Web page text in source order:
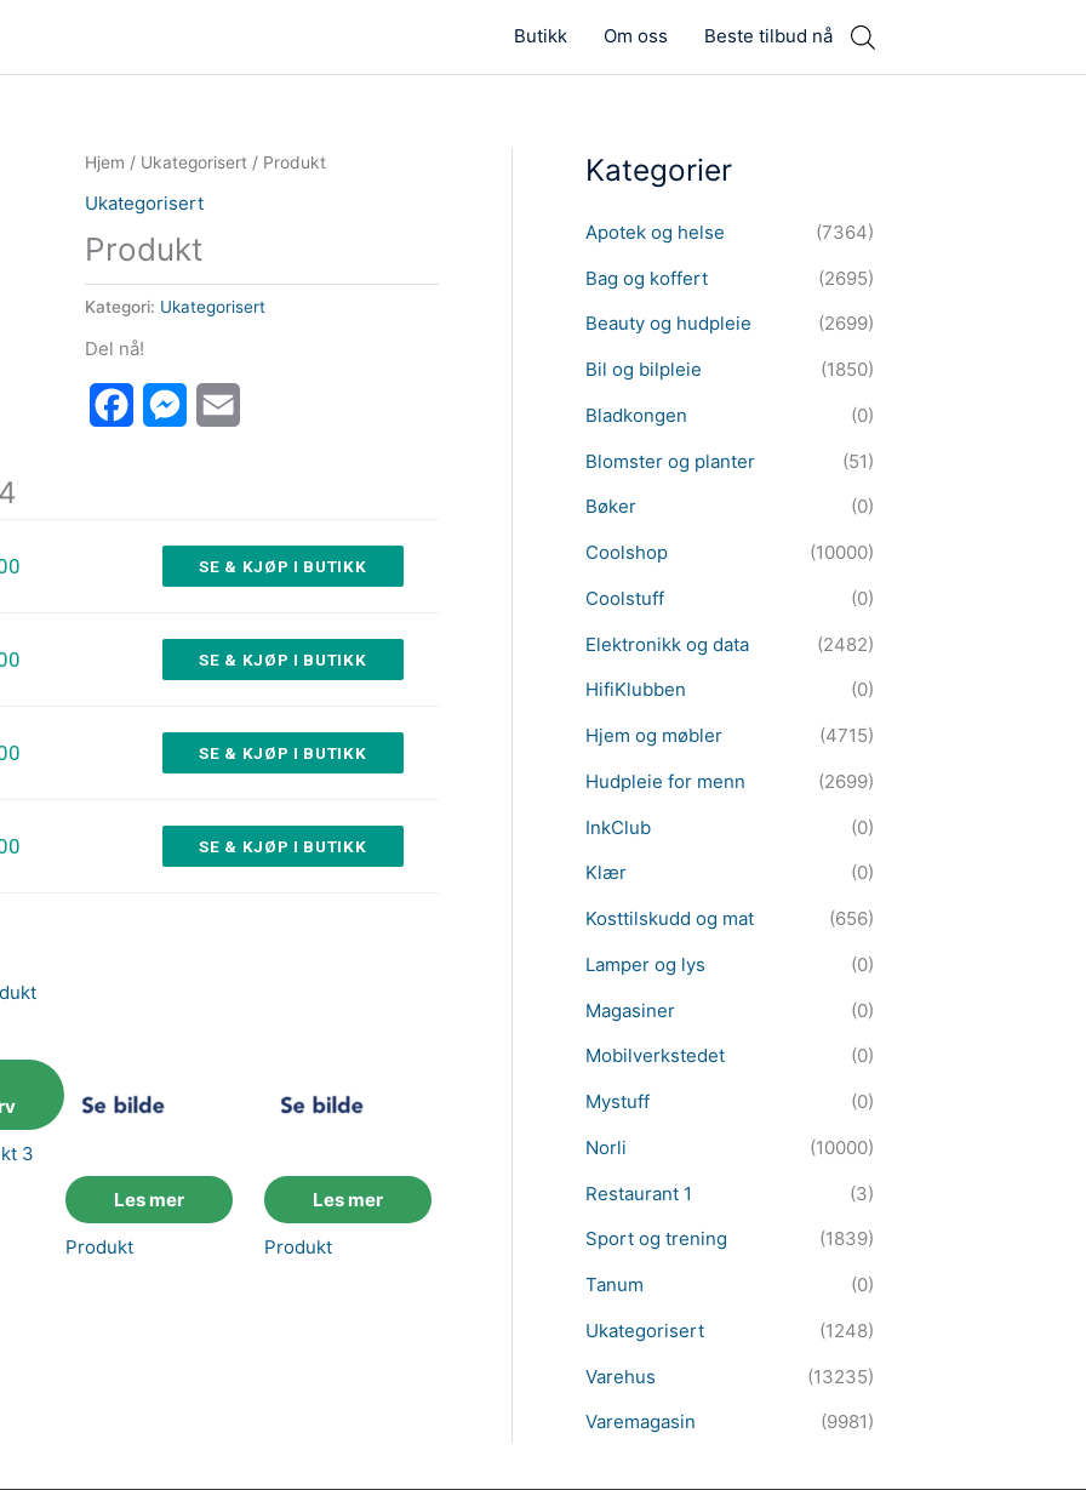
Butikk Om oss Beste tilbud nå
Hjem / Ukategorisert / Produkt
Ukategorisert
Produkt
Kategori: Ukategorisert
Del nå!
FacebookMessenger
SE & KJØP I BUTIKK
SE & KJØP I BUTIKK
SE & KJØP I BUTIKK
SE & KJØP I BUTIKK
3
Les mer
Produkt
Les mer
Produkt
Kategorier
Apotek og helse
(7364)
Bag og koffert
(2695)
Beauty og hudpleie
(2699)
Bil og bilpleie
(1850)
Bladkongen
(0)
Blomster og planter
(51)
Bøker
(0)
Coolshop
(10000)
Coolstuff
(0)
Elektronikk og data
(2482)
HifiKlubben
(0)
Hjem og møbler
(4715)
Hudpleie for menn
(2699)
InkClub
(0)
Klær
(0)
Kosttilskudd og mat
(656)
Lamper og lys
(0)
Magasiner
(0)
Mobilverkstedet
(0)
Mystuff
(0)
Norli
(10000)
Restaurant 1
(3)
Sport og trening
(1839)
Tanum
(0)
Ukategorisert
(1248)
Varehus
(13235)
Varemagasin
(9981)